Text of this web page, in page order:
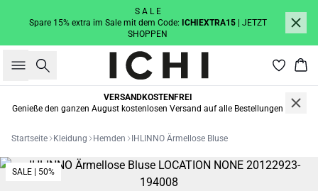
S A L E
Spare 15% extra im Sale mit dem Code: ICHIEXTRA15
| JETZT
SHOPPEN
Suche
VERSANDKOSTENFREI
Genieße den ganzen August kostenlosen Versand auf alle Bestellungen
Startseite Kleidung Hemden IHLINNO Ärmellose Bluse
SALE | 50%